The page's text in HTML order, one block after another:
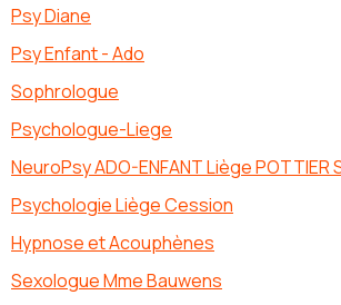
Psy Diane
Psy Enfant - Ado
Sophrologue
Psychologue-Liege
NeuroPsy ADO-ENFANT Liège POTTIER
Psychologie Liège Cession
Hypnose et Acouphènes
Sexologue Mme Bauwens